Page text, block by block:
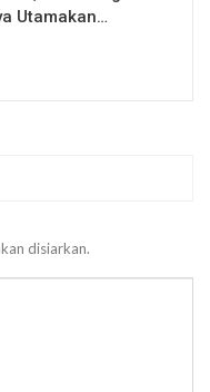
Utamakan…
disiarkan.